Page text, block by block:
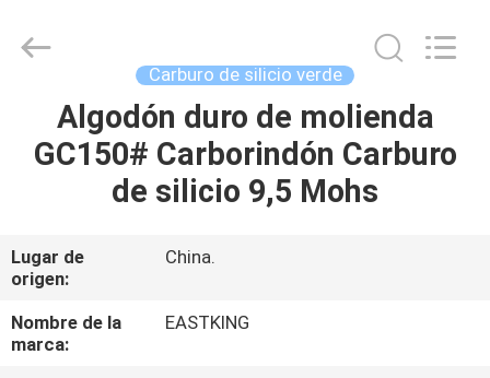
HOGAR
PRODUCTOS
SOBRE
NOSOTROS
VIAJE
Supplier.
Copyright
Industrial
Limited.
Carburo de silicio verde
Algodón duro de molienda
GC150# Carborindón Carburo
de silicio 9,5 Mohs
Lugar de
origen:
China.
Nombre de la
marca:
EASTKING